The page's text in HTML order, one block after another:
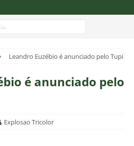
Leandro Euzébio é anunciado pelo Tupi
é anunciado pelo
Explosao Tricolor